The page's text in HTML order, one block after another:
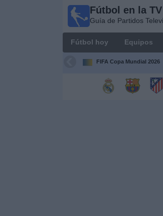
Fútbol en la TV
Guía de Partidos
Fútbol hoy Equipos
FIFA Copa Mundial 2026